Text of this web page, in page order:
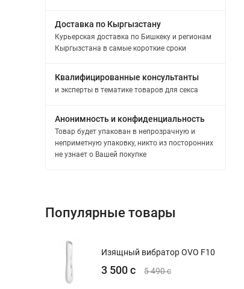
Доставка по Кыргызстану
Курьерская доставка по Бишкеку и регионам
Кыргызстана в самые короткие сроки
Квалифицированные консультанты
и эксперты в тематике товаров для секса
Анонимность и конфиденциальность
Товар будет упакован в непрозрачную и
неприметную упаковку, никто из посторонних
не узнает о Вашей покупке
Популярные товары
Изящный вибратор OVO F10
3 500 с 5 490 с